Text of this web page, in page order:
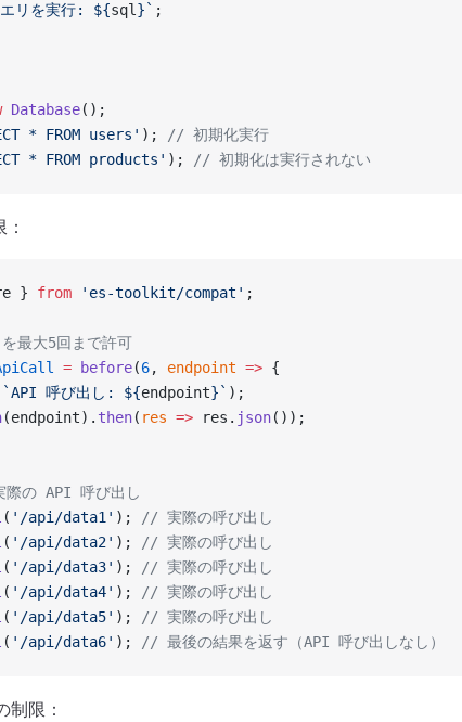
リを実行: ${sql }` ;
Database();
* FROM users' );
// 初期化実行
* FROM products' ); // 初期化は実行されない
} from 'es-toolkit/compat' ;
最大5回まで許可
= before(6, endpoint => {
`API 呼び出し: ${endpoint}` );
(endpoint). then( res => res. json());
の API 呼び出し
( '/api/data1' );
// 実際の呼び出し
( '/api/data2' );
// 実際の呼び出し
( '/api/data3' );
// 実際の呼び出し
( '/api/data4' );
// 実際の呼び出し
( '/api/data5' );
// 実際の呼び出し
( '/api/data6' ); // 最後の結果を返す（API 呼び出しなし）
制限：